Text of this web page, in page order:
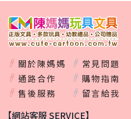
關於陳媽媽 常見問題
通路合作
購物指南
售後服務
留言給我
【網站客服 SERVICE】